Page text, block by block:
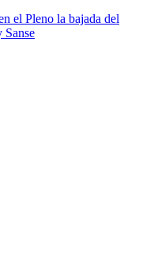
el Pleno la bajada del
Sanse